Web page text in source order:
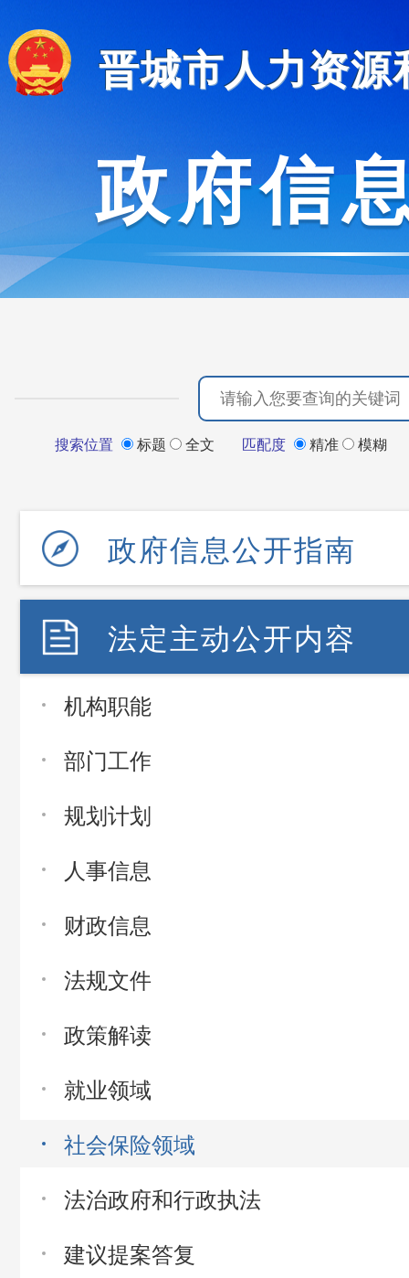
晋城市人力资
政府信
搜索位置 标题 全文 匹配度 精准 模糊
政府信息公开指南
法定主动公开内容
机构职能
部门工作
规划计划
人事信息
财政信息
法规文件
政策解读
就业领域
社会保险领域
法治政府和行政执法
建议提案答复